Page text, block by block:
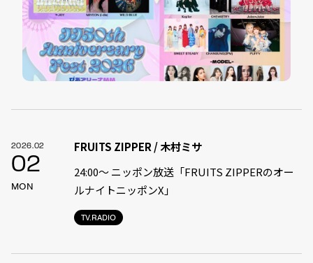
2026.02
02
MON
TV.RADIO
FRUITS ZIPPER / 木村ミサ
24:00〜 ニッポン放送「FRUITS ZIPPERのオー
ルナイトニッポンX」